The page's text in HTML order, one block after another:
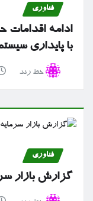
فناوری
ادامه اقدامات
با پایداری
خط رند
فناوری
گزارش بازار سرمایه